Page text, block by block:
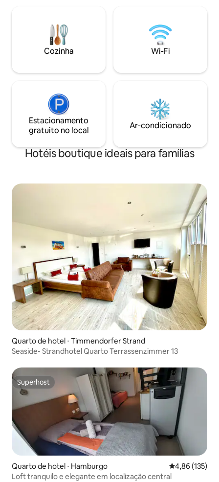
19:00 -21:00) . Vejo você no HENRI!
kombiniert
schafft den
Aufenthalt in
Cozinha Wi-Fi
Estacionamento
gratuito no local
Ar-condicionado
Hotéis boutique ideais para famílias
Quarto de hotel ⋅ Timmendorfer Strand
Seaside- Strandhotel Quarto Terrassenzimmer 13
Superhost
Superhost
Quarto de hotel ⋅ Hamburgo 4,86 de uma
4,86 (135)
Loft tranquilo e elegante em localização central